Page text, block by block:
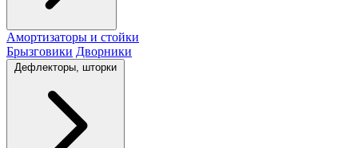
Амортизаторы и стойки
Брызговики Дворники
Дефлекторы, шторки